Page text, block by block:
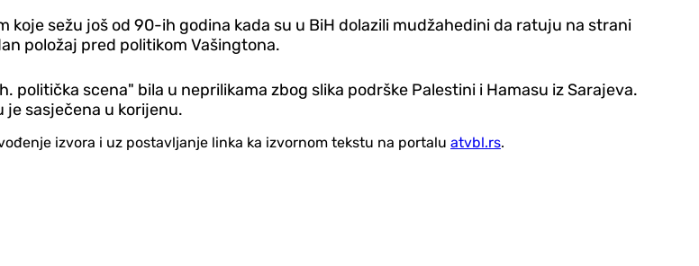
koje sežu još od 90-ih godina kada su u BiH dolazili mudžahedini da ratuju na strani
položaj pred politikom Vašingtona.
politička scena" bila u neprilikama zbog slika podrške Palestini i Hamasu iz Sarajeva.
je sasječena u korijenu.
izvora i uz postavljanje linka ka izvornom tekstu na portalu atvbl.rs.